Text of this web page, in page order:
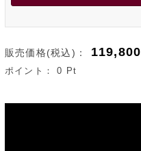
販売価格(税込)： 119,800
ポイント：0 Pt